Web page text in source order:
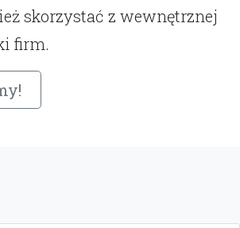
skorzystać z wewnętrznej
firm.